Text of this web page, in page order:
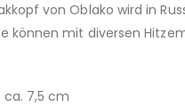
von Oblako wird in
können mit diversen
ca. 7,5 cm